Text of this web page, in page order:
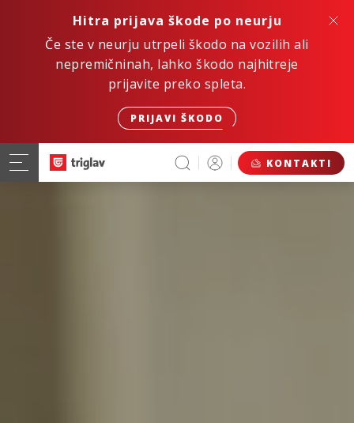
Hitra prijava škode po neurju
Če ste v neurju utrpeli škodo na vozilih ali
nepremičninah, lahko škodo najhitreje
prijavite preko spleta.
PRIJAVI ŠKODO
KONTAKTI